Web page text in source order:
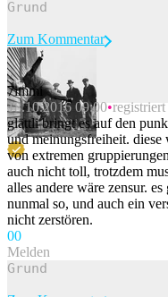
Beitrag melden
Zum Kommentar
7immi
18.10.2016 09:00
glättli bringt es auf den
und meinungsfreiheit.
von extremen
auch nicht toll, trotzdem
alles andere wäre zensur.
nunmal so, und auch ein
nicht zerstören.
00
Melden